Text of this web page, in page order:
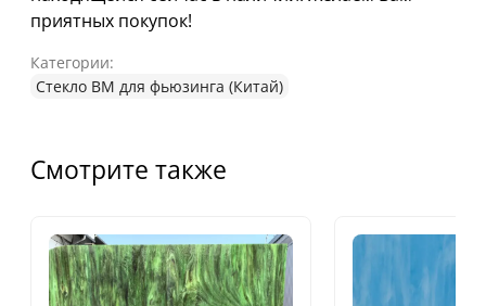
приятных покупок!
Категории:
Стекло ВМ для фьюзинга (Китай)
Смотрите также